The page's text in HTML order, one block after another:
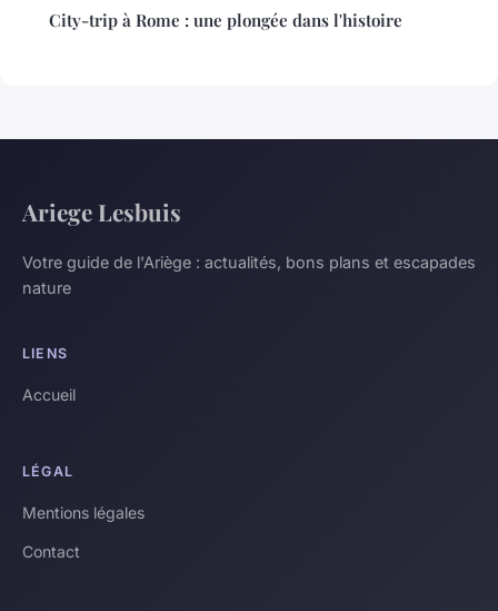
City-trip à Rome : une plongée dans l'histoire
Ariege Lesbuis
Votre guide de l'Ariège : actualités, bons plans et escapades
nature
LIENS
Accueil
LÉGAL
Mentions légales
Contact